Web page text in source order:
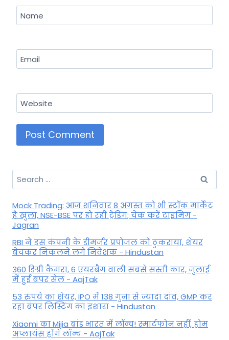
Name
Email
Website
Search
for:
Mock Trading: आज शनिवार 8 अगस्त को भी स्टॉक मार्केट
है खुला, NSE-BSE पर हो रही ट्रेडिंग; चेक करें टाइमिंग -
Jagran
RBI ने इस कंपनी के डीमर्जर प्रपोजल को ठुकराया, शेयर
बेचकर निकलने लगे निवेशक - Hindustan
360 डिग्री कैमरा, 6 एयरबैग वाली सबसे सस्ती कार, जुलाई
में हुई बंपर सेल - AajTak
53 रुपये का शेयर, IPO में 138 गुना से ज्यादा दांव, GMP कर
रहा बंपर लिस्टिंग का इशारा - Hindustan
Xiaomi का Mijia ब्रांड भारत में लॉन्च! स्मार्टफोन नहीं, होम
अप्लायंस होंगे लॉन्च - AajTak